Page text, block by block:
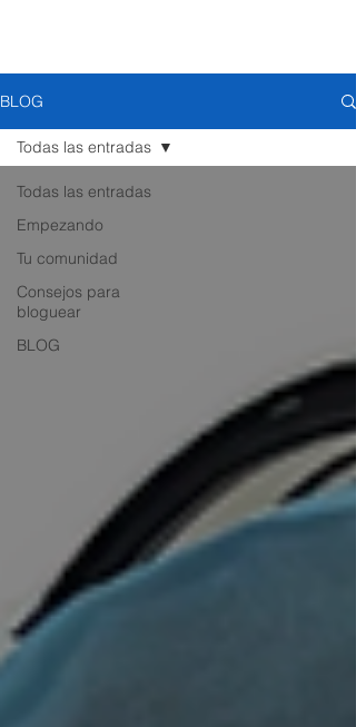
BLOG
Todas las entradas
Empezando
Tu comunidad
Consejos para
bloguear
BLOG
Todas las entradas